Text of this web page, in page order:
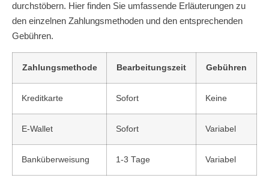
durchstöbern. Hier finden Sie umfassende Erläuterungen zu
den einzelnen Zahlungsmethoden und den entsprechenden
Gebühren.
Zahlungsmethode Bearbeitungszeit Gebühren
Kreditkarte Sofort Keine
E-Wallet Sofort Variabel
Banküberweisung 1-3 Tage Variabel